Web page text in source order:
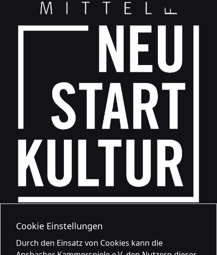
Cookie Einstellungen
Durch den Einsatz von Cookies kann die